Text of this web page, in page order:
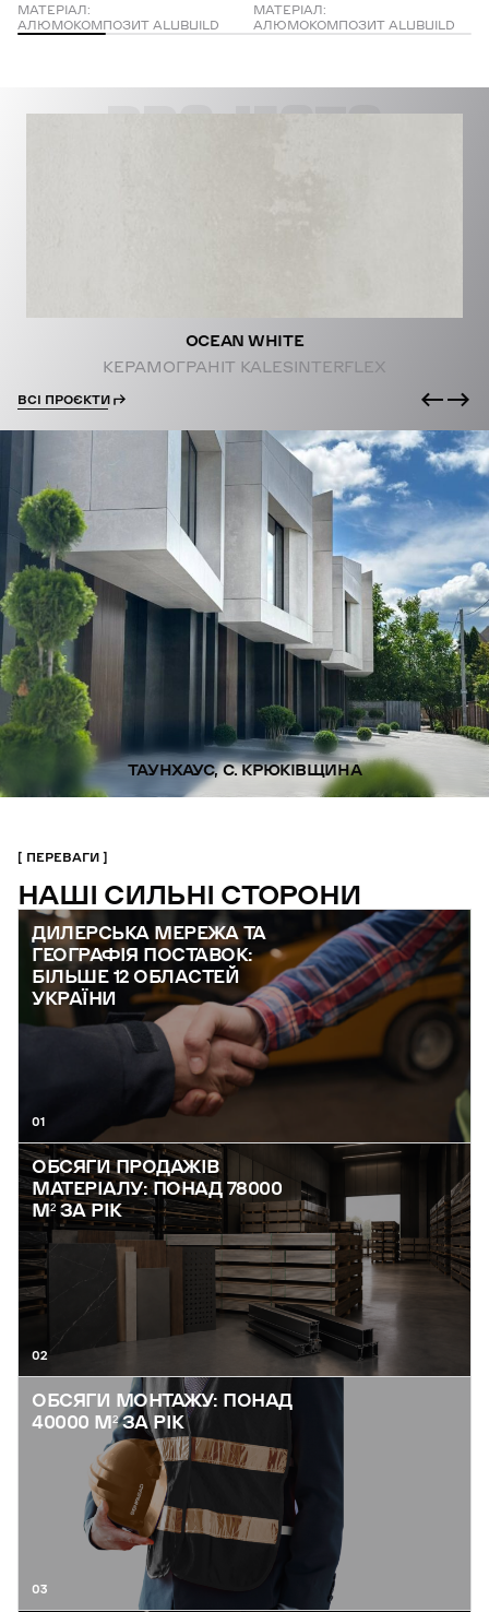
МАТЕРІАЛ:
АЛЮМОКОМПОЗИТ ALUBUILD
МАТЕРІАЛ:
АЛЮМОКОМПОЗИТ ALUBUILD
PROJECTS
OCEAN WHITE
КЕРАМОГРАНІТ KALESINTERFLEX
ВСІ ПРОЄКТИ
ТАУНХАУС, С. КРЮКІВЩИНА
ПЕРЕВАГИ
НАШІ СИЛЬНІ СТОРОНИ
ДИЛЕРСЬКА МЕРЕЖА ТА
ГЕОГРАФІЯ ПОСТАВОК:
БІЛЬШЕ 12 ОБЛАСТЕЙ
УКРАЇНИ
01
ОБСЯГИ ПРОДАЖІВ
МАТЕРІАЛУ: ПОНАД 78000
М² ЗА РІК
02
ОБСЯГИ МОНТАЖУ: ПОНАД
40000 М² ЗА РІК
03